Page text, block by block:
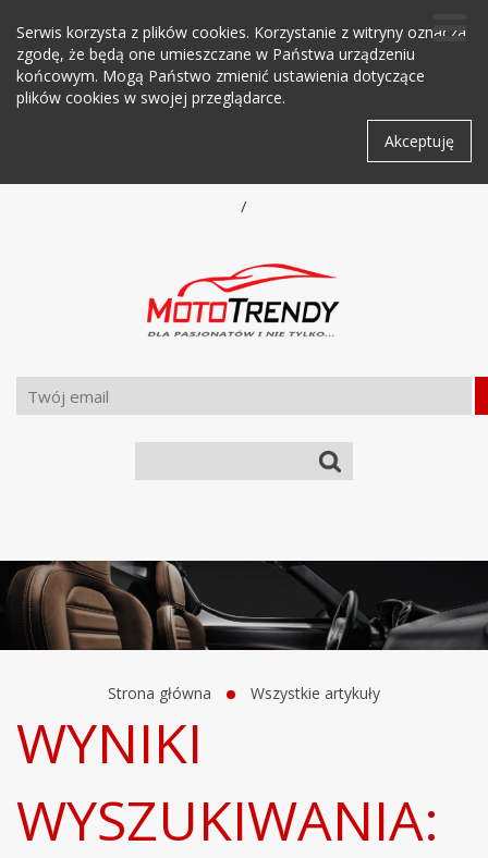
Serwis korzysta z plików cookies. Korzystanie z witryny oznacza
zgodę, że będą one umieszczane w Państwa urządzeniu
końcowym. Mogą Państwo zmienić ustawienia dotyczące
plików cookies w swojej przeglądarce.
Akceptuję
/
Strona główna Wszystkie artykuły
WYNIKI
WYSZUKIWANIA: